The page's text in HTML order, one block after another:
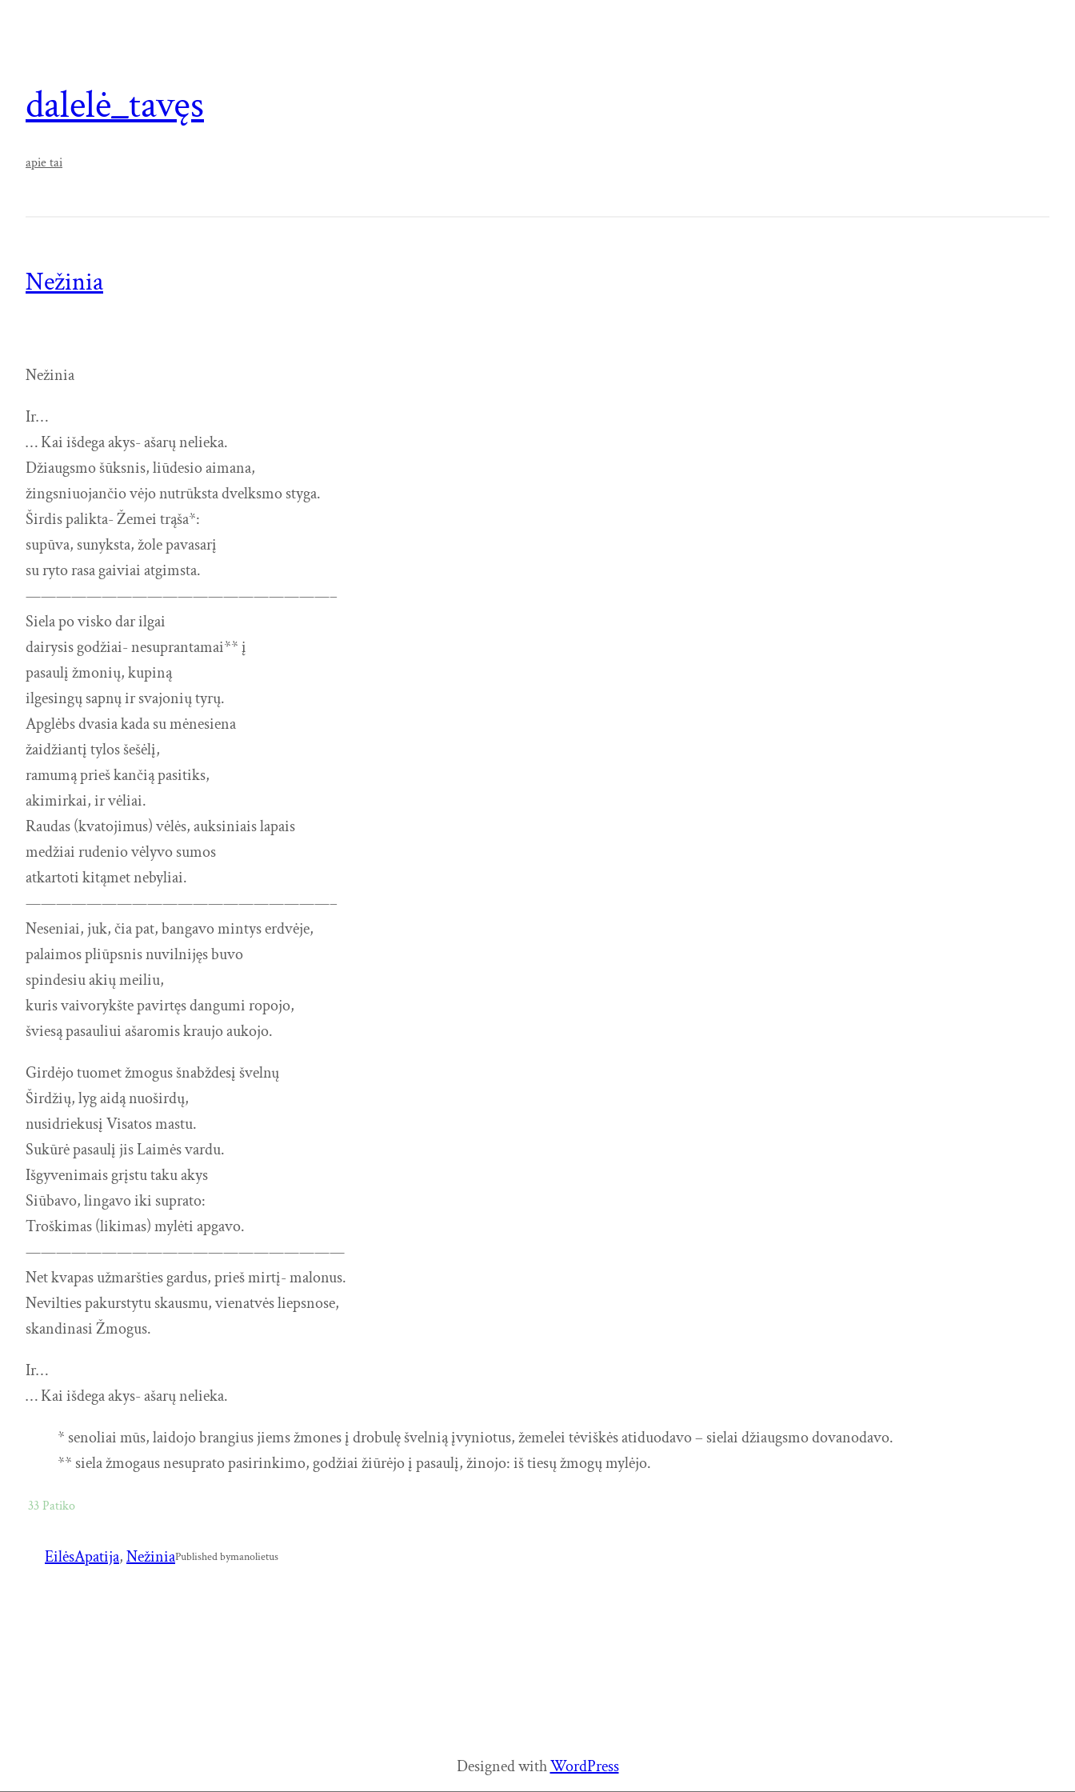
dalelė_tavęs
apie tai
Nežinia
Nežinia
Ir…
… Kai išdega akys- ašarų nelieka.
Džiaugsmo šūksnis, liūdesio aimana,
žingsniuojančio vėjo nutrūksta dvelksmo styga.
Širdis palikta- Žemei trąša*:
supūva, sunyksta, žole pavasarį
su ryto rasa gaiviai atgimsta.
————————————————————–
Siela po visko dar ilgai
dairysis godžiai- nesuprantamai** į
pasaulį žmonių, kupiną
ilgesingų sapnų ir svajonių tyrų.
Apglėbs dvasia kada su mėnesiena
žaidžiantį tylos šešėlį,
ramumą prieš kančią pasitiks,
akimirkai, ir vėliai.
Raudas (kvatojimus) vėlės, auksiniais lapais
medžiai rudenio vėlyvo sumos
atkartoti kitąmet nebyliai.
————————————————————–
Neseniai, juk, čia pat, bangavo mintys erdvėje,
palaimos pliūpsnis nuvilnijęs buvo
spindesiu akių meiliu,
kuris vaivorykšte pavirtęs dangumi ropojo,
šviesą pasauliui ašaromis kraujo aukojo.
Girdėjo tuomet žmogus šnabždesį švelnų
Širdžių, lyg aidą nuoširdų,
nusidriekusį Visatos mastu.
Sukūrė pasaulį jis Laimės vardu.
Išgyvenimais grįstu taku akys
Siūbavo, lingavo iki suprato:
Troškimas (likimas) mylėti apgavo.
—————————————————————
Net kvapas užmaršties gardus, prieš mirtį- malonus.
Nevilties pakurstytu skausmu, vienatvės liepsnose,
skandinasi Žmogus.
Ir…
… Kai išdega akys- ašarų nelieka.
* senoliai mūs, laidojo brangius jiems žmones į drobulę švelnią įvyniotus, žemelei tėviškės atiduodavo – sielai džiaugsmo dovanodavo.
** siela žmogaus nesuprato pasirinkimo, godžiai žiūrėjo į pasaulį, žinojo: iš tiesų žmogų mylėjo.
33Patiko
EilėsApatija, NežiniaPublished bymanolietus
Designed withWordPress